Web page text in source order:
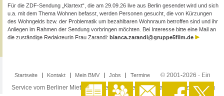
Für die ZDF-Sendung „Klartext“, die am 29.09.26 live aus Berlin gesendet wird und sich
u.a. mit dem Thema Wohnen befasst, werden Personen gesucht, die von Kürzungen
des Wohngelds bzw. der Problematik um bezahlbaren Wohnraum betroffen sind und ihr
Anliegen im Rahmen der Sendung vorbringen möchten. Bei Interesse bitte eine Mail an
die zuständige Redakteurin Frau Zarandi: bianca.zarandi@gruppe5film.de
Startseite Kontakt Mein BMV Jobs Termine
© 2001-2026 · Ein
Service vom Berliner Mieterverein e.V. ·Impressum·Datenschutzerklärung